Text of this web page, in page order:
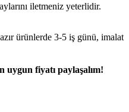
iletmeniz yeterlidir.
ürünlerde 3-5 iş günü, imalat
uygun fiyatı paylaşalım!